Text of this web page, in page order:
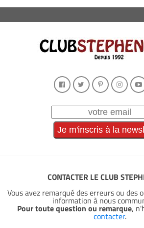
CONTACTER LE CLUB
Vous avez remarqué des erreurs ou des
information à nous
Pour toute question ou remarque,
contacter.